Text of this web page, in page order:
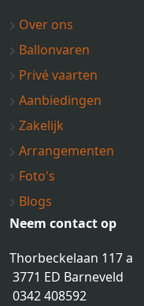
Over ons
Ballonvaren
Privé vaarten
Aanbiedingen
Zakelijk
Arrangementen
Foto's
Blogs
Neem contact op
Thorbeckelaan 117 a
3771 ED Barneveld
0342 408592